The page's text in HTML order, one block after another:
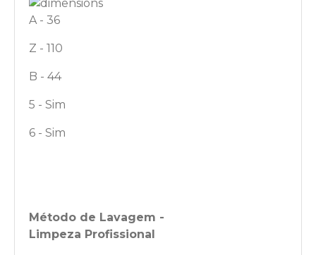
A - 36
Z - 110
B - 44
5 - Sim
6 - Sim
Método de Lavagem -
Limpeza Profissional